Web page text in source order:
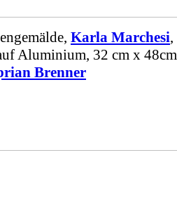
Karla Marchesi,
Aluminium, 32 cm x
Brenner